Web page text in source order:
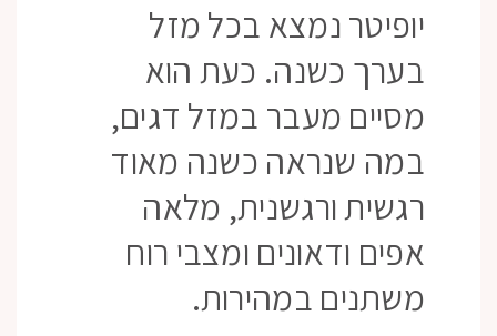
יופיטר נמצא בכל מזל
בערך כשנה. כעת הוא
מסיים מעבר במזל דגים,
במה שנראה כשנה מאוד
רגשית ורגשנית, מלאה
אפים ודאונים ומצבי רוח
משתנים במהירות.